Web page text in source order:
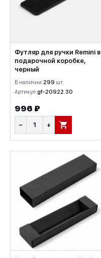
Футляр для ручки Remini в
подарочной коробке,
черный
В наличии:299 шт.
Артикул:gf-20922.30
996 ₽
− + В КОРЗИНУ